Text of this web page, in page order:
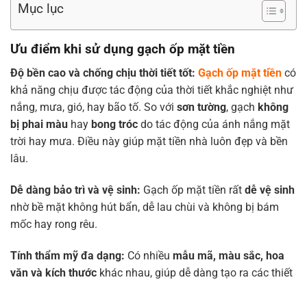
Mục lục
Ưu điểm khi sử dụng gạch ốp mặt tiền
Độ bền cao và chống chịu thời tiết tốt: Gạch ốp mặt tiền có
khả năng chịu được tác động của thời tiết khắc nghiệt như
nắng, mưa, gió, hay bão tố. So với sơn tường, gạch không
bị phai màu hay bong tróc do tác động của ánh nắng mặt
trời hay mưa. Điều này giúp mặt tiền nhà luôn đẹp và bền
lâu.
Dễ dàng bảo trì và vệ sinh: Gạch ốp mặt tiền rất dễ vệ sinh
nhờ bề mặt không hút bẩn, dễ lau chùi và không bị bám
mốc hay rong rêu.
Tính thẩm mỹ đa dạng: Có nhiều mẫu mã, màu sắc, hoa
văn và kích thước khác nhau, giúp dễ dàng tạo ra các thiết